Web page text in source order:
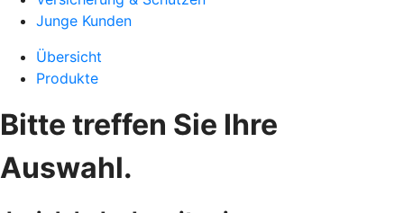
Junge Kunden
Übersicht
Produkte
Bitte treffen Sie Ihre
Auswahl.